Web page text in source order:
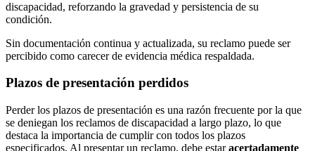
discapacidad, reforzando la gravedad y persistencia de su
condición.
Sin documentación continua y actualizada, su reclamo puede ser
percibido como carecer de evidencia médica respaldada.
Plazos de presentación perdidos
Perder los plazos de presentación es una razón frecuente por la que
se deniegan los reclamos de discapacidad a largo plazo, lo que
destaca la importancia de cumplir con todos los plazos
especificados. Al presentar un reclamo, debe estaracertadamente